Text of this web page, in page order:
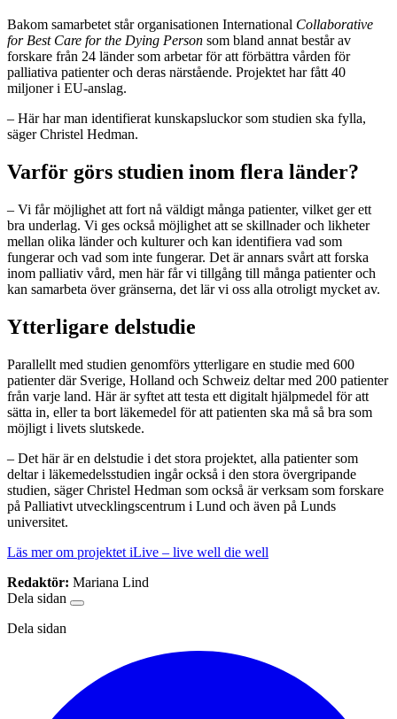
Bakom samarbetet står organisationen International Collaborative
for Best Care for the Dying Person som bland annat består av
forskare från 24 länder som arbetar för att förbättra vården för
palliativa patienter och deras närstående. Projektet har fått 40
miljoner i EU-anslag.
– Här har man identifierat kunskapsluckor som studien ska fylla,
säger Christel Hedman.
Varför görs studien inom flera länder?
– Vi får möjlighet att fort nå väldigt många patienter, vilket ger ett
bra underlag. Vi ges också möjlighet att se skillnader och likheter
mellan olika länder och kulturer och kan identifiera vad som
fungerar och vad som inte fungerar. Det är annars svårt att forska
inom palliativ vård, men här får vi tillgång till många patienter och
kan samarbeta över gränserna, det lär vi oss alla otroligt mycket av.
Ytterligare delstudie
Parallellt med studien genomförs ytterligare en studie med 600
patienter där Sverige, Holland och Schweiz deltar med 200 patienter
från varje land. Här är syftet att testa ett digitalt hjälpmedel för att
sätta in, eller ta bort läkemedel för att patienten ska må så bra som
möjligt i livets slutskede.
– Det här är en delstudie i det stora projektet, alla patienter som
deltar i läkemedelsstudien ingår också i den stora övergripande
studien, säger Christel Hedman som också är verksam som forskare
på Palliativt utvecklingscentrum i Lund och även på Lunds
universitet.
Läs mer om projektet iLive – live well die well
Redaktör: Mariana Lind
Dela sidan
Dela sidan